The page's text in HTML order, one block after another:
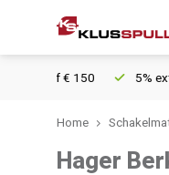
5% extra
Home
Hager